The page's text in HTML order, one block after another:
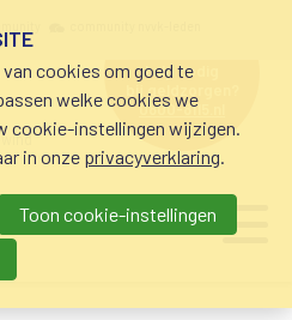
hulp nodig
bij geldzorgen?
0800-8115.nl
cookies om goed te
welke cookies we
cookie-instellingen wijzigen.
in onze privacyverklaring.
Toon cookie-instellingen